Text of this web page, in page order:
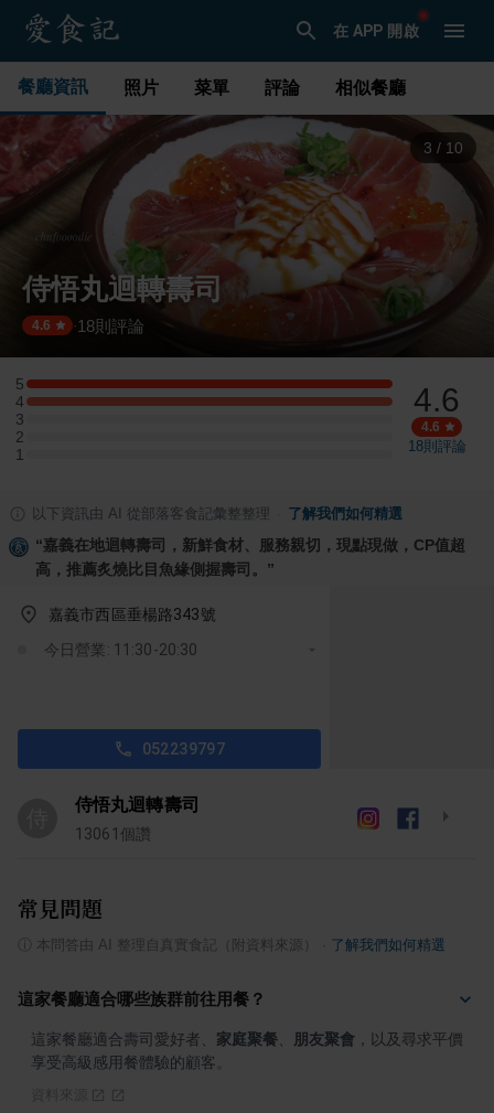
在 APP 開啟
餐廳資訊 照片 菜單 評論 相似餐廳
3 / 10
侍悟丸迴轉壽司
4.6 ·18則評論
5
5 星：4 則評論
4
4 星：4 則評論
3
3 星：0 則評論
2
2 星：0 則評論
1
1 星：0 則評論
4.6
4.6
18則評論
以下資訊由 AI 從部落客食記彙整整理 了解我們如何精選
“嘉義在地迴轉壽司，新鮮食材、服務親切，現點現做，CP值超
高，推薦炙燒比目魚緣側握壽司。 ”
嘉義市西區垂楊路343號
今日營業: 11:30-20:30
052239797
侍悟丸迴轉壽司
13061 個讚
常見問題
本問答由 AI 整理自真實食記（附資料來源） 了解我們如何精選
這家餐廳適合哪些族群前往用餐？
這家餐廳適合壽司愛好者、 家庭聚餐 朋友聚會 ，以及尋求平價
享受高級感用餐體驗的顧客。